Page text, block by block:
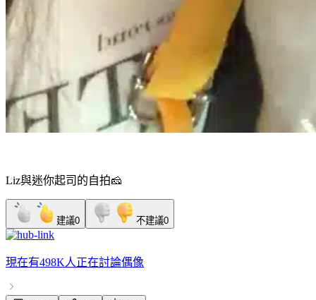
Liz與迷你起司的自拍🧀
建議0 不建議0
現在有498K人正在討論偶像